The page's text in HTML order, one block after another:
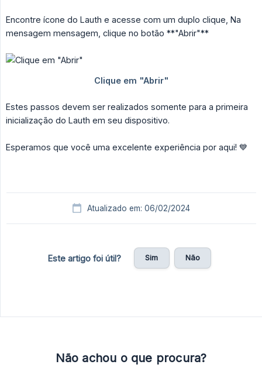
Encontre ícone do Lauth e acesse com um duplo clique, Na
mensagem mensagem, clique no botão **"Abrir" **
Estes passos devem ser realizados somente para a primeira
inicialização do Lauth em seu dispositivo.
Esperamos que você uma excelente experiência por aqui! 💙
Atualizado em: 06/02/2024
Este artigo foi útil? Sim Não
Não achou o que procura?